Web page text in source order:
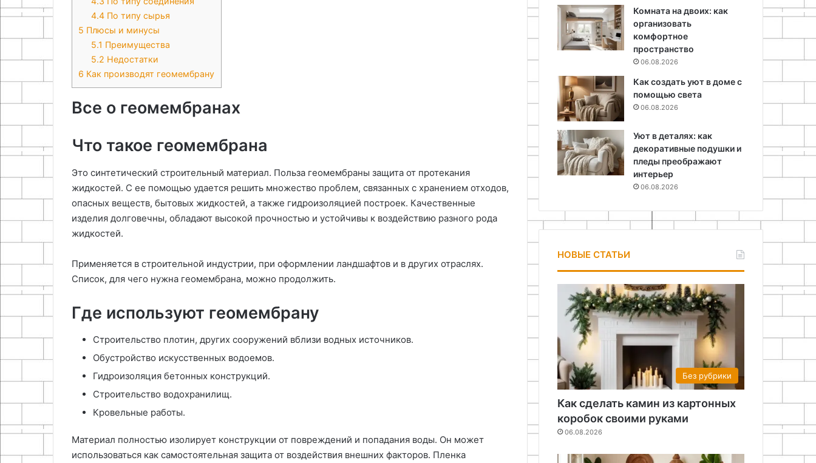
4.4 По типу сырья
5 Плюсы и минусы
5.1 Преимущества
5.2 Недостатки
6 Как производят геомембрану
Все о геомембранах
Что такое геомембрана
Это синтетический строительный материал. Польза геомембраны защита от протекания
жидкостей. С ее помощью удается решить множество проблем, связанных с хранением отходов,
опасных веществ, бытовых жидкостей, а также гидроизоляцией построек. Качественные
изделия долговечны, обладают высокой прочностью и устойчивы к воздействию разного рода
жидкостей.
Применяется в строительной индустрии, при оформлении ландшафтов и в других отраслях.
Список, для чего нужна геомембрана, можно продолжить.
Где используют геомембрану
Строительство плотин, других сооружений вблизи водных источников.
Обустройство искусственных водоемов.
Гидроизоляция бетонных конструкций.
Строительство водохранилищ.
Кровельные работы.
Материал полностью изолирует конструкции от повреждений и попадания воды. Он может
использоваться как самостоятельная защита от воздействия внешних факторов. Пленка
Комната на двоих: как
организовать
комфортное
пространство
06.08.2026
Как создать уют в доме с
помощью света
06.08.2026
Уют в деталях: как
декоративные подушки и
пледы преображают
интерьер
06.08.2026
НОВЫЕ СТАТЬИ
Без рубрики
Как сделать камин из картонных
коробок своими руками
06.08.2026